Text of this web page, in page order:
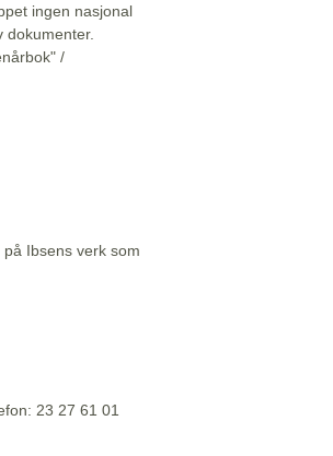
ingen nasjonal
/
Ibsens verk som
23 27 61 01